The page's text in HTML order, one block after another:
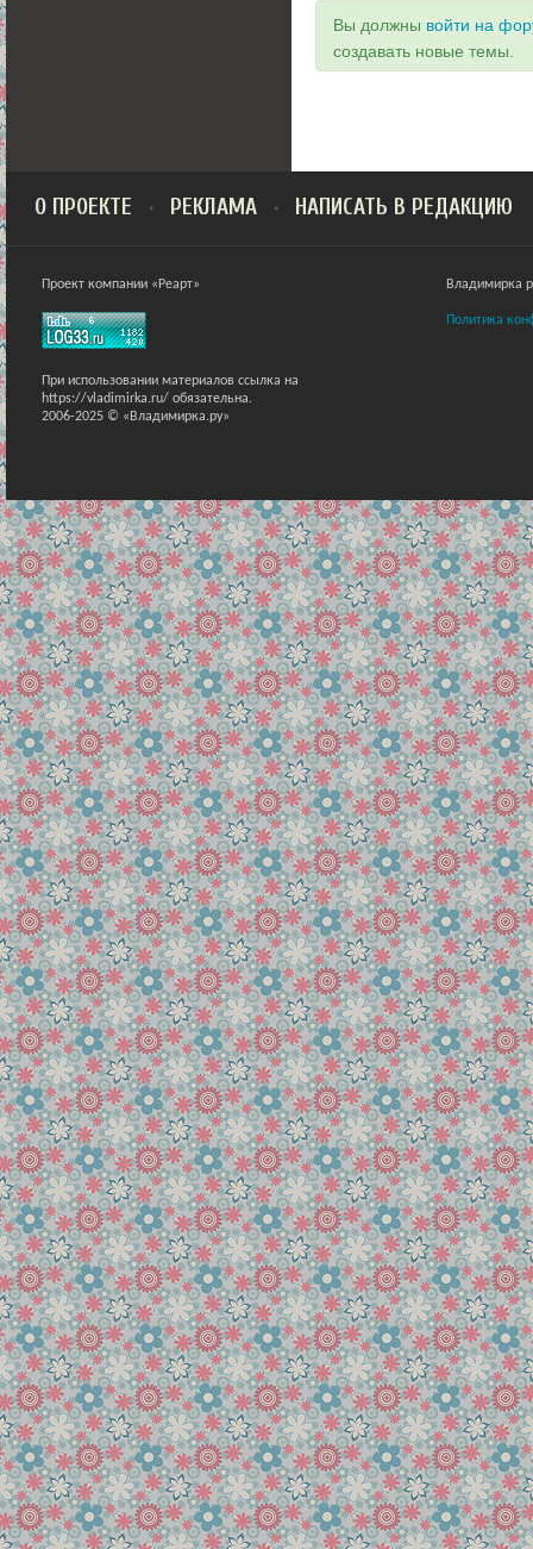
Вы должны войти на
создавать новые темы.
О ПРОЕКТЕ РЕКЛАМА НАПИСАТЬ В РЕДАКЦИЮ
Проект компании «Реарт»
При использовании материалов ссылка на
https://vladimirka.ru/ обязательна.
2006-2025 © «Владимирка.ру»
Владимирка
Политика